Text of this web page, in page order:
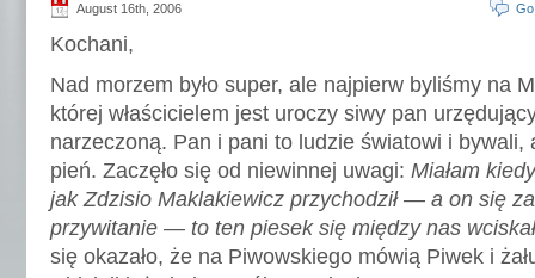
August 16th, 2006
Kochani,
Nad morzem było super, ale najpierw byliśmy na
której właścicielem jest uroczy siwy pan
narzeczoną. Pan i pani to ludzie światowi i bywali,
pień. Zaczęło się od niewinnej uwagi: Miałam
jak Zdzisio Maklakiewicz przychodził — a on się
przywitanie — to ten piesek się między nas
się okazało, że na Piwowskiego mówią Piwek i